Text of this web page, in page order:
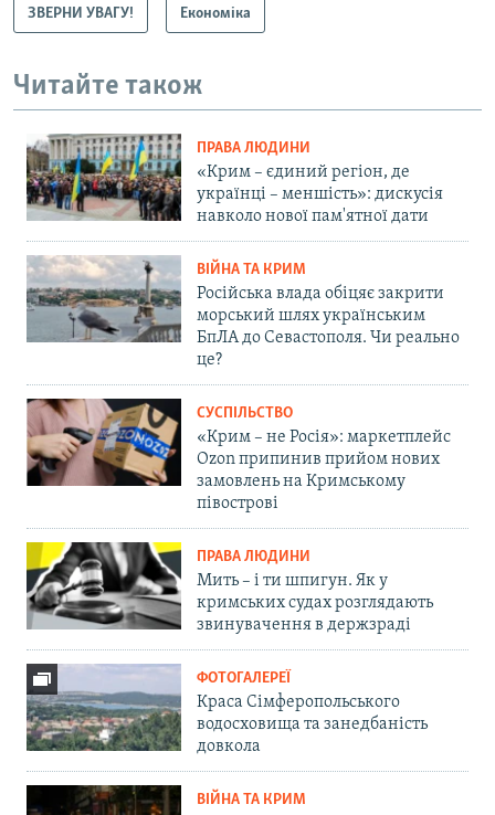
ЗВЕРНИ УВАГУ! Економіка
Читайте також
ПРАВА ЛЮДИНИ
«Крим – єдиний регіон, де
українці – меншість»: дискусія
навколо нової пам'ятної дати
ВІЙНА ТА КРИМ
Російська влада обіцяє закрити
морський шлях українським
БпЛА до Севастополя. Чи реально
це?
СУСПІЛЬСТВО
«Крим – не Росія»: маркетплейс
Ozon припинив прийом нових
замовлень на Кримському
півострові
ПРАВА ЛЮДИНИ
Мить – і ти шпигун. Як у
кримських судах розглядають
звинувачення в держзраді
ФОТОГАЛЕРЕЇ
Краса Сімферопольського
водосховища та занедбаність
довкола
ВІЙНА ТА КРИМ